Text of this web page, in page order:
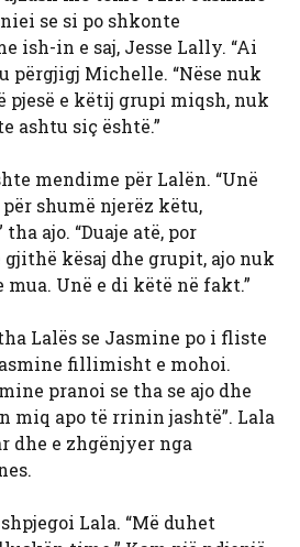
se si po shkonte
ish-in e saj, Jesse Lally. “Ai
përgjigj Michelle. “Nëse nuk
pjesë e këtij grupi miqsh, nuk
ashtu siç është.”
mendime për Lalën. “Unë
shumë njerëz këtu,
ajo. “Duaje atë, por
kësaj dhe grupit, ajo nuk
mua. Unë e di këtë në fakt.”
Lalës se Jasmine po i fliste
fillimisht e mohoi.
pranoi se tha se ajo dhe
miq apo të rrinin jashtë”. Lala
dhe e zhgënjyer nga
Lala. “Më duhet